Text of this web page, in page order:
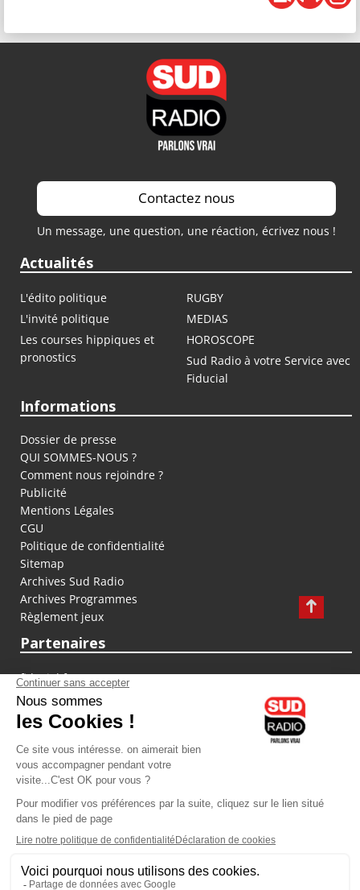
Contactez nous
Un message, une question, une réaction, écrivez nous !
Actualités
L'édito politique
RUGBY
L'invité politique
MEDIAS
Les courses hippiques et
pronostics
HOROSCOPE
Sud Radio à votre Service avec
Fiducial
Informations
Dossier de presse
QUI SOMMES-NOUS ?
Comment nous rejoindre ?
Publicité
Mentions Légales
CGU
Politique de confidentialité
Sitemap
Archives Sud Radio
Archives Programmes
Règlement jeux
Partenaires
fiducial.fr
lyoncapitale.fr
olympique-et-lyonnais.com
L'application Iphone / Android
Téléchargez l'application
Les cookies
Gestion des cookies